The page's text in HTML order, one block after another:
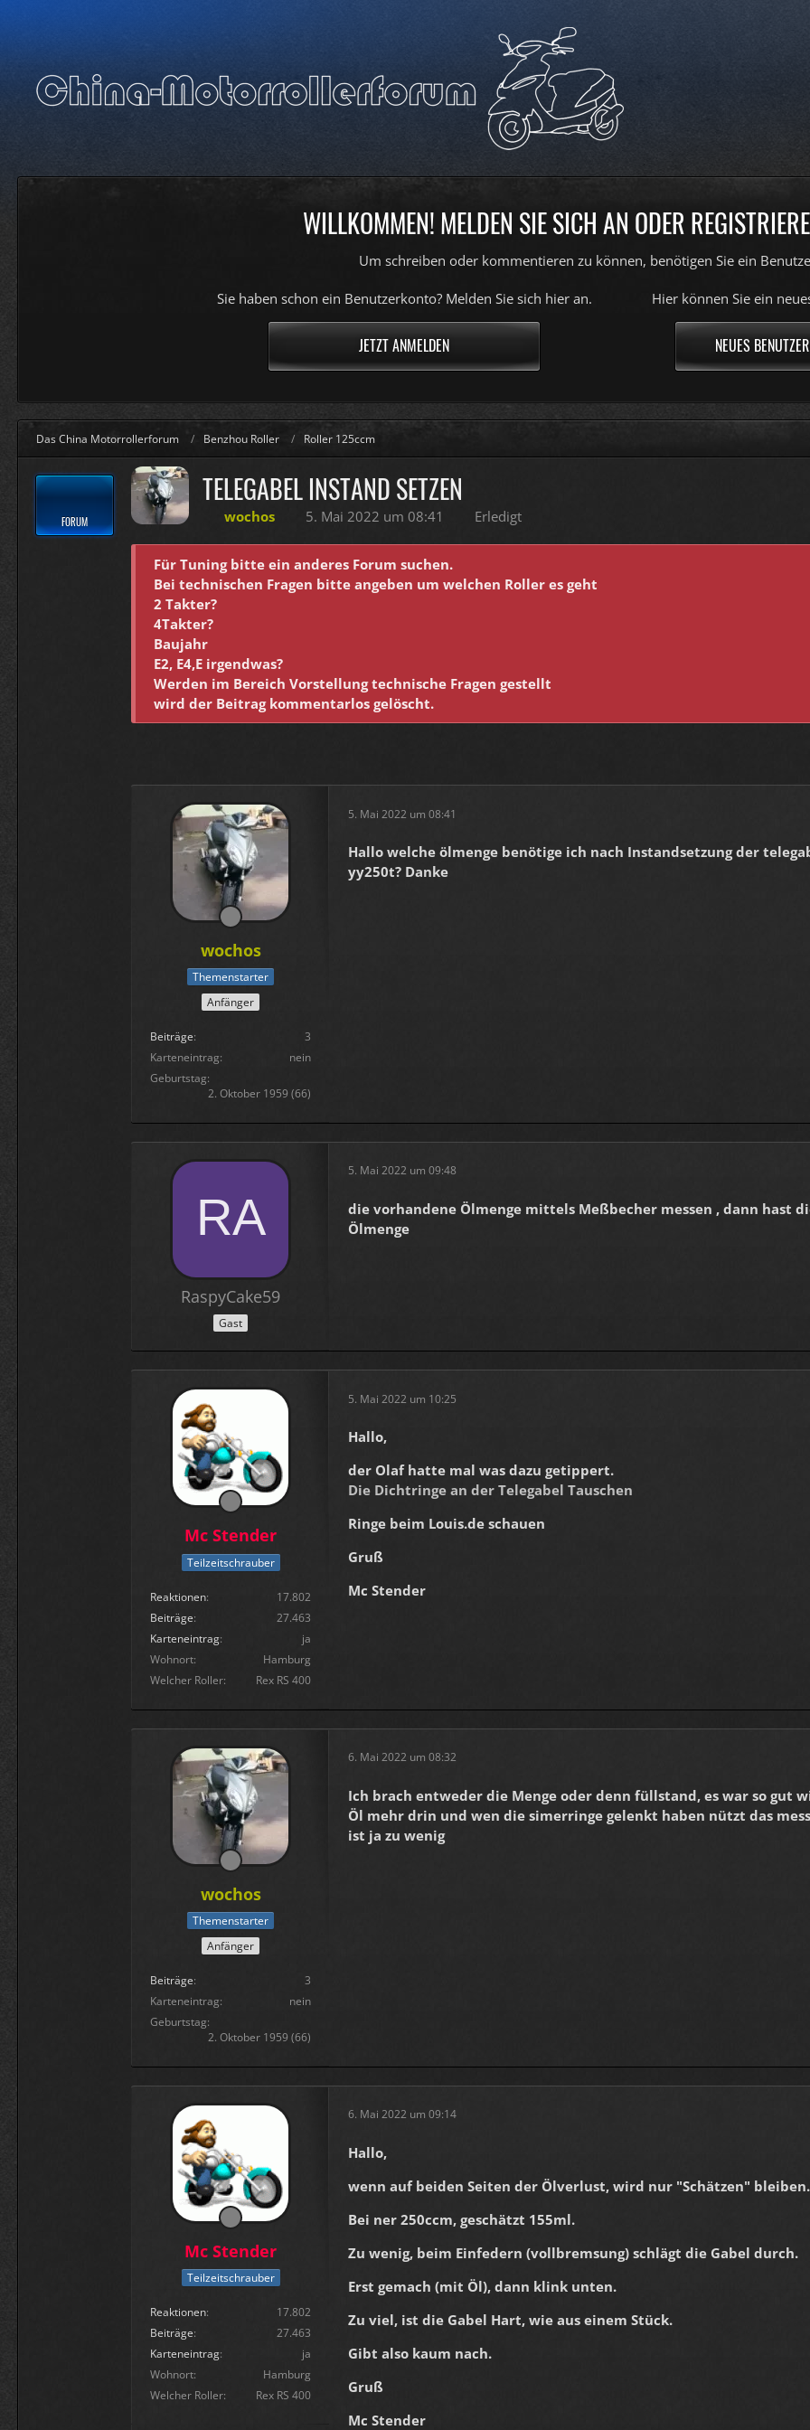
WILLKOMMEN! MELDEN SIE SICH AN ODER
Um schreiben oder kommentieren zu können, benötigen Sie ein
Sie haben schon ein Benutzerkonto? Melden Sie sich hier an.
JETZT ANMELDEN
Hier können Sie ein
NEUES
Das China Motorrollerforum Benzhou Roller Roller 125ccm
FORUM
TELEGABEL INSTAND SETZEN
wochos 5. Mai 2022 um 08:41 Erledigt
Für Tuning bitte ein anderes Forum suchen.
Bei technischen Fragen bitte angeben um welchen Roller es geht
2 Takter?
4Takter?
Baujahr
E2, E4,E irgendwas?
Werden im Bereich Vorstellung technische Fragen gestellt
wird der Beitrag kommentarlos gelöscht.
wochos
Themenstarter
Anfänger
Beiträge
3
Karteneintrag
nein
Geburtstag
2. Oktober 1959 (66)
5. Mai 2022 um 08:41
Hallo welche ölmenge benötige ich nach Instandsetzung der
yy250t? Danke
RaspyCake59
Gast
5. Mai 2022 um 09:48
die vorhandene Ölmenge mittels Meßbecher messen , dann hast
Ölmenge
Mc Stender
Teilzeitschrauber
Reaktionen
17.802
Beiträge
27.463
Karteneintrag
ja
Wohnort
Hamburg
Welcher Roller
Rex RS 400
5. Mai 2022 um 10:25
Hallo,
der Olaf hatte mal was dazu getippert.
Die Dichtringe an der Telegabel Tauschen
Ringe beim Louis.de schauen
Gruß
Mc Stender
wochos
Themenstarter
Anfänger
Beiträge
3
Karteneintrag
nein
Geburtstag
2. Oktober 1959 (66)
6. Mai 2022 um 08:32
Ich brach entweder die Menge oder denn füllstand, es war so gut
Öl mehr drin und wen die simerringe gelenkt haben nützt das
ist ja zu wenig
Mc Stender
Teilzeitschrauber
Reaktionen
17.802
Beiträge
27.463
Karteneintrag
ja
Wohnort
Hamburg
Welcher Roller
Rex RS 400
6. Mai 2022 um 09:14
Hallo,
wenn auf beiden Seiten der Ölverlust, wird nur "Schätzen" bleiben.
Bei ner 250ccm, geschätzt 155ml.
Zu wenig, beim Einfedern (vollbremsung) schlägt die Gabel durch.
Erst gemach (mit Öl), dann klink unten.
Zu viel, ist die Gabel Hart, wie aus einem Stück.
Gibt also kaum nach.
Gruß
Mc Stender